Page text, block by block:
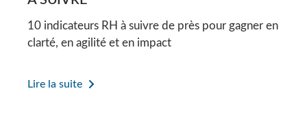
10 indicateurs RH à suivre de près pour gagner en
clarté, en agilité et en impact
Lire la suite